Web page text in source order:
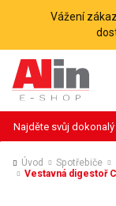
Vážení
Úvod Spotřebiče
Vestavná digestoř